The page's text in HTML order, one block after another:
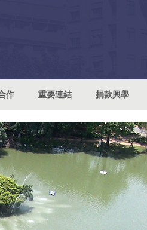
作 重要連結 捐款興學